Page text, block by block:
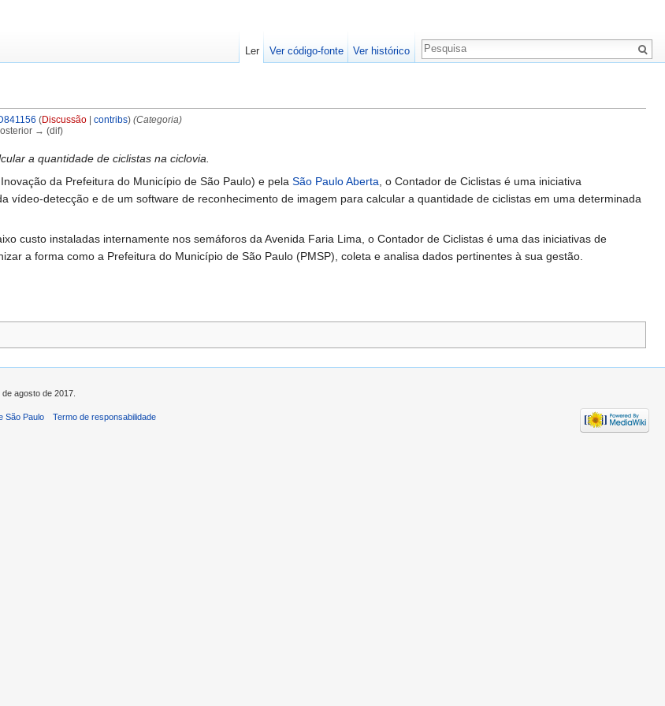
(Discussão| contribs) (Categoria)
→ (dif)
a quantidade de ciclistas na ciclovia.
da Prefeitura do Município de São Paulo) e pela São Paulo Aberta , o Contador de Ciclistas é uma iniciativa
vídeo-detecção e de um software de reconhecimento de imagem para calcular a quantidade de ciclistas em uma determinada
custo instaladas internamente nos semáforos da Avenida Faria Lima, o Contador de Ciclistas é uma das iniciativas de
a forma como a Prefeitura do Município de São Paulo (PMSP), coleta e analisa dados pertinentes à sua gestão.
Ler Ver código-fonte Ver histórico
agosto de 2017.
São Paulo Termo de responsabilidade